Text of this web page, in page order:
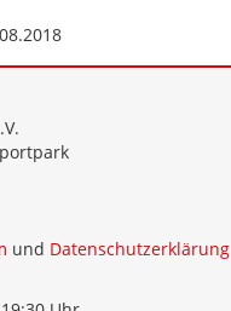
und Datenschutzerklärung